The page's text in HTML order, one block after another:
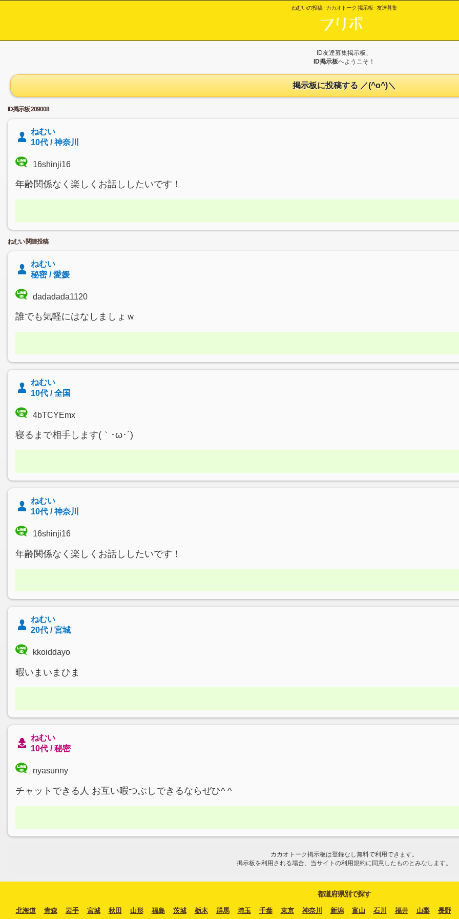
ねむいの投稿 - カカオトーク 掲示板 - 友達募集
ID友達募集掲示板、
ID掲示板へようこそ！
掲示板に投稿する ／(^o^)＼
ID掲示板 209008
ねむい
10代 / 神奈川
16shinji16
年齢関係なく楽しくお話ししたいです！
ねむい 関連投稿
ねむい
秘密 / 愛媛
dadadada1120
誰でも気軽にはなしましょｗ
ねむい
10代 / 全国
4bTCYEmx
寝るまで相手します(｀･ω･´)
ねむい
10代 / 神奈川
16shinji16
年齢関係なく楽しくお話ししたいです！
ねむい
20代 / 宮城
kkoiddayo
暇いまいまひま
ねむい
10代 / 秘密
nyasunny
チャットできる人 お互い暇つぶしできるならぜひ^ ^
カカオトーク掲示板は登録なし無料で利用できます。
掲示板を利用される場合、当サイトの利用規約に同意したものとみなします。
都道府県別で探す
北海道 青森 岩手 宮城 秋田 山形 福島 茨城 栃木 群馬 埼玉 千葉 東京 神奈川 新潟 富山 石川 福井 山梨 長野